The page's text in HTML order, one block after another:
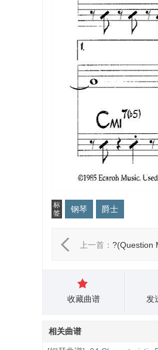
标
签
钢琴 爵士
上一首： ?(Question
收藏曲谱 发
相关曲谱